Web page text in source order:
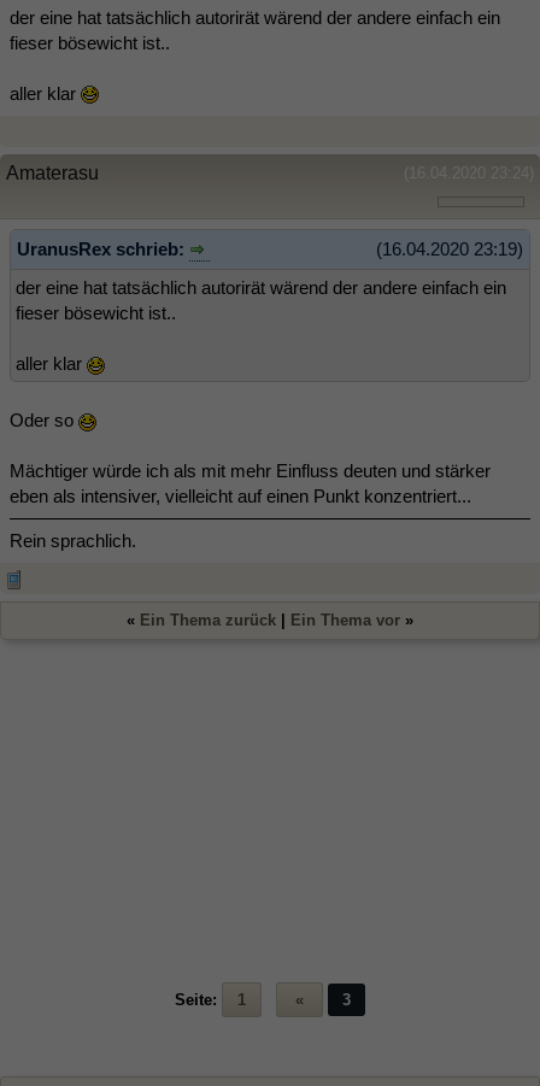
der eine hat tatsächlich autorirät wärend der andere einfach ein
fieser bösewicht ist..
aller klar
(16.04.2020 23:24)
Amaterasu
(16.04.2020 23:19)
UranusRex schrieb:
der eine hat tatsächlich autorirät wärend der andere einfach ein
fieser bösewicht ist..
aller klar
Oder so
Mächtiger würde ich als mit mehr Einfluss deuten und stärker
eben als intensiver, vielleicht auf einen Punkt konzentriert...
Rein sprachlich.
« Ein Thema zurück Ein Thema vor »
Seite: 1 « 3